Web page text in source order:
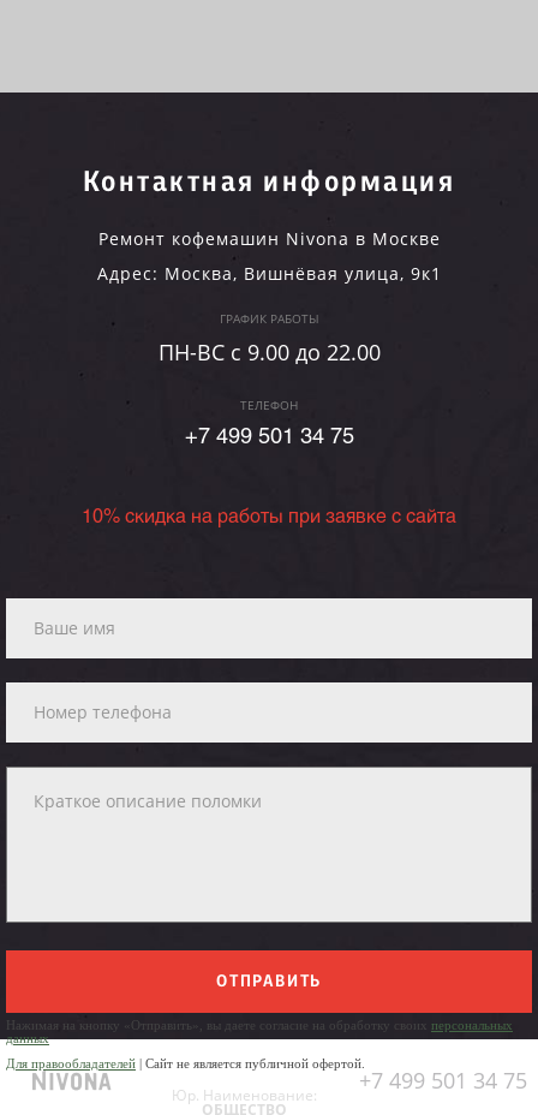
Контактная информация
Ремонт кофемашин Nivona в Москве
Адрес: Москва, Вишнёвая улица, 9к1
ГРАФИК РАБОТЫ
ПН-ВC c 9.00 до 22.00
ТЕЛЕФОН
+7 499 501 34 75
10% скидка на работы при заявке с сайта
ОТПРАВИТЬ
Нажимая на кнопку «Отправить», вы даете согласие на обработку своих персональных
данных
Для правообладателей | Сайт не является публичной офертой.
+7 499 501 34 75
Юр. Наименование:
ОБЩЕСТВО